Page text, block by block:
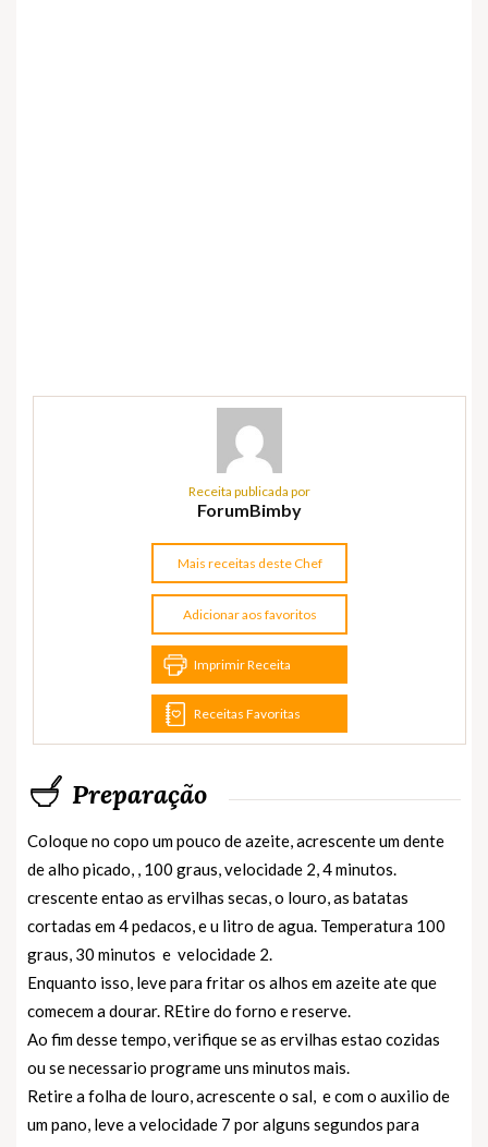
Receita publicada por
ForumBimby
Mais receitas deste Chef
Adicionar aos favoritos
Imprimir Receita
Receitas Favoritas
Preparação
Coloque no copo um pouco de azeite, acrescente um dente
de alho picado, , 100 graus, velocidade 2, 4 minutos.
crescente entao as ervilhas secas, o louro, as batatas
cortadas em 4 pedacos, e u litro de agua. Temperatura 100
graus, 30 minutos e velocidade 2.
Enquanto isso, leve para fritar os alhos em azeite ate que
comecem a dourar. REtire do forno e reserve.
Ao fim desse tempo, verifique se as ervilhas estao cozidas
ou se necessario programe uns minutos mais.
Retire a folha de louro, acrescente o sal, e com o auxilio de
um pano, leve a velocidade 7 por alguns segundos para